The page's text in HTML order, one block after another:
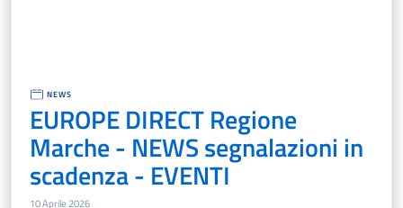
NEWS
EUROPE DIRECT Regione
Marche - NEWS segnalazioni in
scadenza - EVENTI
10 Aprile 2026